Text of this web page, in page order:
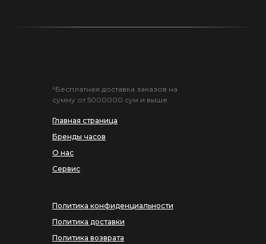
Главная страница
Бренды часов
О нас
Сервис
¹Бесплатная доставка заказов на
сумму от 5000000 сум и выше.
Политика конфиденциальности
Политика доставки
Политика возврата